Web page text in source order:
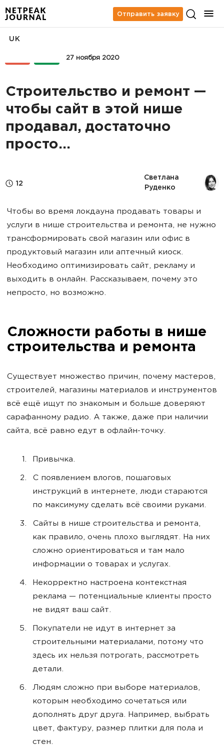
Отправить заявку
27 ноября 2020
UK
Строительство и ремонт —
чтобы сайт в этой нише
продавал, достаточно
просто...
12
Светлана
Руденко
Чтобы во время локдауна продавать товары и
услуги в нише строительства и ремонта, не нужно
трансформировать свой магазин или офис в
продуктовый магазин или аптечный киоск.
Необходимо оптимизировать сайт, рекламу и
выходить в онлайн. Рассказываем, почему это
непросто, но возможно.
Сложности работы в нише
строительства и ремонта
Существует множество причин, почему мастеров,
строителей, магазины материалов и инструментов
всё ещё ищут по знакомым и больше доверяют
сарафанному радио. А также, даже при наличии
сайта, всё равно едут в офлайн-точку.
Привычка.
С появлением влогов, пошаговых
инструкций в интернете, люди стараются
по максимуму сделать всё своими руками.
Сайты в нише строительства и ремонта,
как правило, очень плохо выглядят. На них
сложно ориентироваться и там мало
информации о товарах и услугах.
Некорректно настроена контекстная
реклама — потенциальные клиенты просто
не видят ваш сайт.
Покупатели не идут в интернет за
строительными материалами, потому что
здесь их нельзя потрогать, рассмотреть
детали.
Людям сложно при выборе материалов,
которым необходимо сочетаться или
дополнять друг друга. Например, выбрать
цвет, фактуру, размер плитки для пола и
стен.